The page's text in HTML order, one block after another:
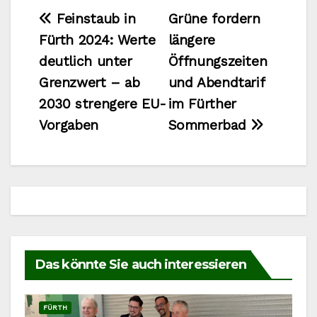
Beitragsnavigation
Grüne fordern
längere
Öffnungszeiten
und Abendtarif
im Fürther
Sommerbad
Feinstaub in
Fürth 2024: Werte
deutlich unter
Grenzwert – ab
2030 strengere EU-
Vorgaben
Das könnte Sie auch interessieren
FÜRTH